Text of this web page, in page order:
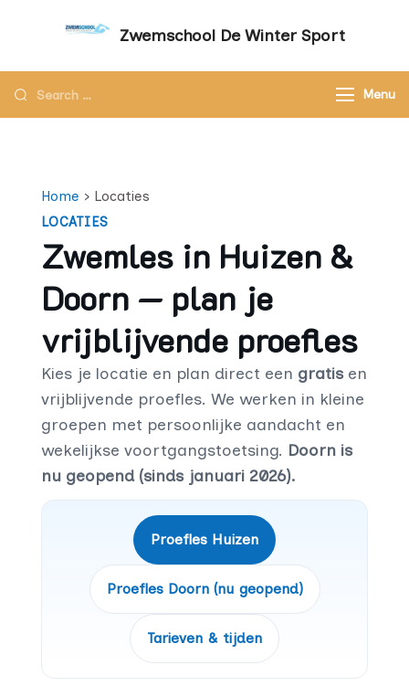
Zwemschool De Winter Sport
aandacht – Zwemschool De Winter Sport
Menu
Home › Locaties
LOCATIES
Zwemles in Huizen &
Doorn — plan je
vrijblijvende proefles
Kies je locatie en plan direct een gratis en
vrijblijvende proefles. We werken in kleine
groepen met persoonlijke aandacht en
wekelijkse voortgangstoetsing. Doorn is
nu geopend (sinds januari 2026).
Proefles Huizen
Proefles Doorn (nu geopend)
Tarieven & tijden